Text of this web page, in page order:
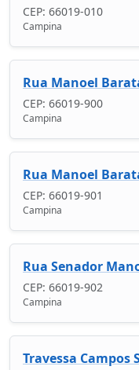
CEP: 66019-010
Campina
Rua Manoel
CEP: 66019-900
Campina
Rua Manoel
CEP: 66019-901
Campina
Rua Senador
CEP: 66019-902
Campina
Travessa Campos